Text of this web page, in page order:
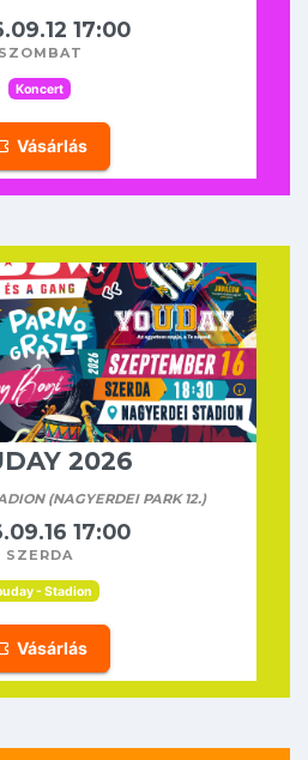
17:00
szombat
Koncert
Vásárlás
2026
(NAGYERDEI PARK 12.)
17:00
szerda
- Stadion
Vásárlás